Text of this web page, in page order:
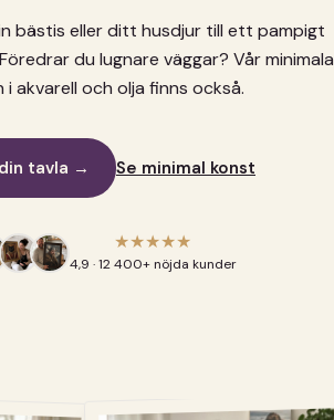
bästis eller ditt husdjur till ett pampigt
du lugnare väggar? Vår minimala
i akvarell och olja finns också.
tavla → Se minimal konst
★★★★★
4,9 · 12 400+ nöjda kunder